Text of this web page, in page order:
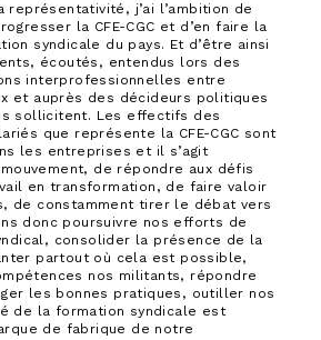
j’ai l’ambition de
la CFE-CGC et d’en faire la
syndicale du pays. Et d’être ainsi
écoutés, entendus lors des
interprofessionnelles entre
et auprès des décideurs politiques
sollicitent. Les effectifs des
que représente la CFE-CGC sont
les entreprises et il s’agit
de répondre aux défis
en transformation, de faire valoir
de constamment tirer le débat vers
donc poursuivre nos efforts de
consolider la présence de la
partout où cela est possible,
nos militants, répondre
les bonnes pratiques, outiller nos
de la formation syndicale est
de fabrique de notre